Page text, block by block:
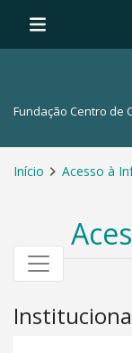
Fundação Centro de
Início Acesso à